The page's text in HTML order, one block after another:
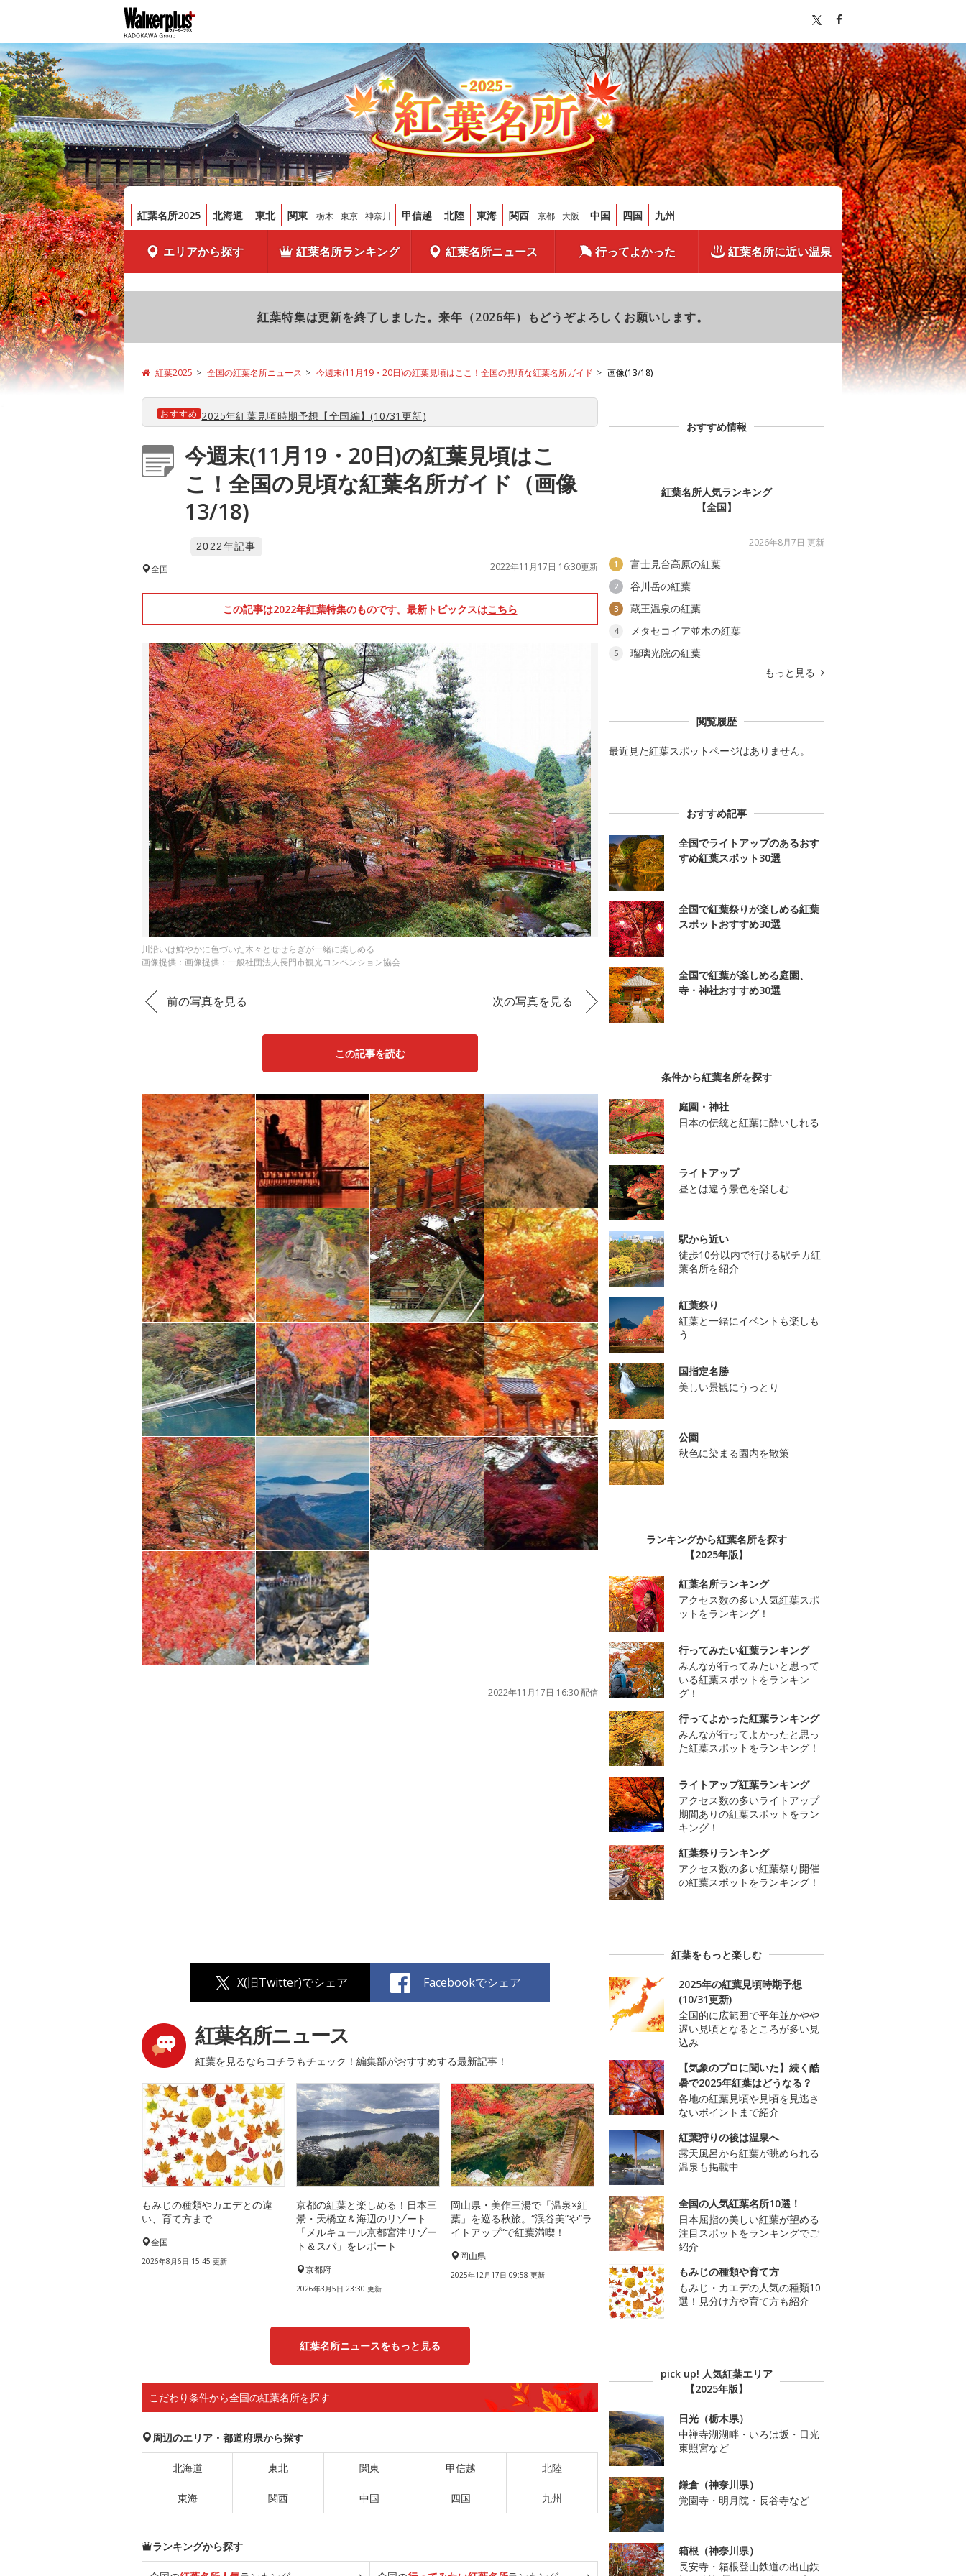
紅葉名所2025 北海道 東北 関東 栃木 東京 神奈川 甲信越 北陸 東海 関西 京都 大阪 中国 四国 九州
エリアから探す 紅葉名所ランキング 紅葉名所ニュース 行ってよかった 紅葉名所に近い温泉
紅葉特集は更新を終了しました。来年（2026年）もどうぞよろしくお願いします。
紅葉2025 全国の紅葉名所ニュース 今週末(11月19・20日)の紅葉見頃はここ！全国の見頃な紅葉名所ガイド 画像(13/18)
おすすめ 2025年紅葉見頃時期予想【全国編】(10/31更新)
今週末(11月19・20日)の紅葉見頃はこ
こ！全国の見頃な紅葉名所ガイド（画像
13/18)
2022年記事
全国 2022年11月17日 16:30更新
この記事は2022年紅葉特集のものです。最新トピックスはこちら
川沿いは鮮やかに色づいた木々とせせらぎが一緒に楽しめる
画像提供：画像提供：一般社団法人長門市観光コンベンション協会
前の写真を見る 次の写真を見る
この記事を読む
2022年11月17日 16:30 配信
X(旧Twitter)でシェア Facebookでシェア
紅葉名所ニュース
紅葉を見るならコチラもチェック！編集部がおすすめする最新記事！
もみじの種類やカエデとの違
い、育て方まで
全国
2026年8月6日 15:45 更新
京都の紅葉と楽しめる！日本三
景・天橋立＆海辺のリゾート
「メルキュール京都宮津リゾー
ト＆スパ」をレポート
京都府
2026年3月5日 23:30 更新
岡山県・美作三湯で「温泉×紅
葉」を巡る秋旅。“渓谷美”や“ラ
イトアップ”で紅葉満喫！
岡山県
2025年12月17日 09:58 更新
紅葉名所ニュースをもっと見る
こだわり条件から全国の紅葉名所を探す
周辺のエリア・都道府県から探す
北海道 東北 関東 甲信越 北陸
東海 関西 中国 四国 九州
ランキングから探す
おすすめ情報
紅葉名所人気ランキング
【全国】
2026年8月7日 更新
1 富士見台高原の紅葉
2 谷川岳の紅葉
3 蔵王温泉の紅葉
4 メタセコイア並木の紅葉
5
瑠璃光院の紅葉
もっと見る
閲覧履歴
最近見た紅葉スポットページはありません。
おすすめ記事
全国でライトアップのあるおす
すめ紅葉スポット30選
全国で紅葉祭りが楽しめる紅葉
スポットおすすめ30選
全国で紅葉が楽しめる庭園、
寺・神社おすすめ30選
条件から紅葉名所を探す
庭園・神社
日本の伝統と紅葉に酔いしれる
ライトアップ
昼とは違う景色を楽しむ
駅から近い
徒歩10分以内で行ける駅チカ紅
葉名所を紹介
紅葉祭り
紅葉と一緒にイベントも楽しも
う
国指定名勝
美しい景観にうっとり
公園
秋色に染まる園内を散策
ランキングから紅葉名所を探す
【2025年版】
紅葉名所ランキング
アクセス数の多い人気紅葉スポ
ットをランキング！
行ってみたい紅葉ランキング
みんなが行ってみたいと思って
いる紅葉スポットをランキン
グ！
行ってよかった紅葉ランキング
みんなが行ってよかったと思っ
た紅葉スポットをランキング！
ライトアップ紅葉ランキング
アクセス数の多いライトアップ
期間ありの紅葉スポットをラン
キング！
紅葉祭りランキング
アクセス数の多い紅葉祭り開催
の紅葉スポットをランキング！
紅葉をもっと楽しむ
2025年の紅葉見頃時期予想
(10/31更新)
全国的に広範囲で平年並かやや
遅い見頃となるところが多い見
込み
【気象のプロに聞いた】続く酷
暑で2025年紅葉はどうなる？
各地の紅葉見頃や見頃を見逃さ
ないポイントまで紹介
紅葉狩りの後は温泉へ
露天風呂から紅葉が眺められる
温泉も掲載中
全国の人気紅葉名所10選！
日本屈指の美しい紅葉が望める
注目スポットをランキングでご
紹介
もみじの種類や育て方
もみじ・カエデの人気の種類10
選！見分け方や育て方も紹介
pick up! 人気紅葉エリア
【2025年版】
日光（栃木県）
中禅寺湖湖畔・いろは坂・日光
東照宮など
鎌倉（神奈川県）
覚園寺・明月院・長谷寺など
箱根（神奈川県）
長安寺・箱根登山鉄道の出山鉄